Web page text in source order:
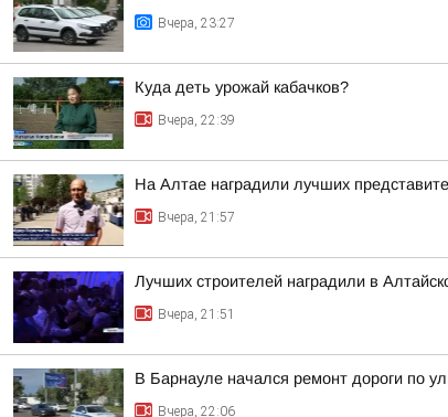
Вчера, 23:27
Куда деть урожай кабачков?
Вчера, 22:39
На Алтае наградили лучших
Вчера, 21:57
Лучших строителей наградили в
Вчера, 21:51
В Барнауле начался ремонт дороги по
Вчера, 22:06